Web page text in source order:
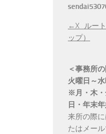
←X_ルー
ップ）
＜事務所
火曜日～
※月・木・
日・年末
来所の際に
たはメー